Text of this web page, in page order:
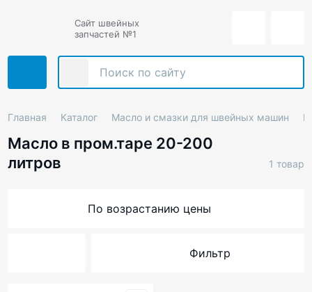
Сайт швейных
запчастей №1
Главная Каталог Масло и смазки для швейных машин
Масло в пром.таре 20-200
литров
1 товар
По возрастанию цены
Фильтр